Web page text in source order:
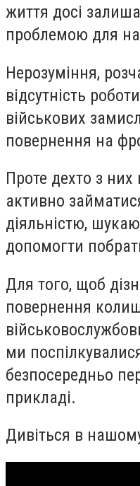
життя досі
проблемою для
Нерозуміння,
відсутність
військових
повернення на
Проте дехто з
активно
діяльністю,
допомогти
Для того, щоб
повернення
ми
безпосередньо
прикладі.
Дивіться в